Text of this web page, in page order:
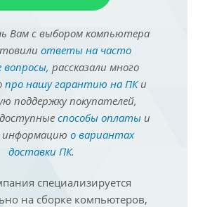
Вам с выбором компьютера
ответы на часто
вопросы, рассказали много
про нашу гарантию на ПКи
поддержку покупателей,
способы оплатыи
о вариантах
доставки ПК.
специализируется
на сборке компьютеров,